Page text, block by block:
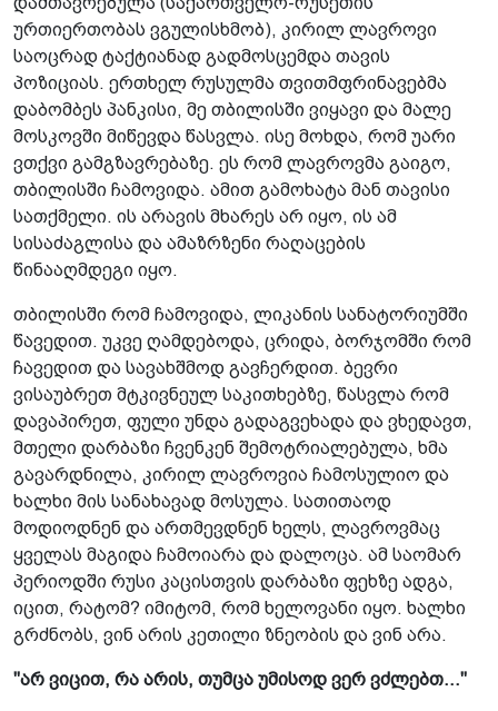
ურთიერთობას ვგულისხმობ), კირილ ლავროვი
საოცრად ტაქტიანად გადმოსცემდა თავის
პოზიციას. ერთხელ რუსულმა თვითმფრინავებმა
დაბომბეს პანკისი, მე თბილისში ვიყავი და მალე
მოსკოვში მიწევდა წასვლა. ისე მოხდა, რომ უარი
ვთქვი გამგზავრებაზე. ეს რომ ლავროვმა გაიგო,
თბილისში ჩამოვიდა. ამით გამოხატა მან თავისი
სათქმელი. ის არავის მხარეს არ იყო, ის ამ
სისაძაგლისა და ამაზრზენი რაღაცების
წინააღმდეგი იყო.
თბილისში რომ ჩამოვიდა, ლიკანის სანატორიუმში
წავედით. უკვე ღამდებოდა, ცრიდა, ბორჯომში რომ
ჩავედით და სავახშმოდ გავჩერდით. ბევრი
ვისაუბრეთ მტკივნეულ საკითხებზე, წასვლა რომ
დავაპირეთ, ფული უნდა გადაგვეხადა და ვხედავთ,
მთელი დარბაზი ჩვენკენ შემოტრიალებულა, ხმა
გავარდნილა, კირილ ლავროვია ჩამოსულიო და
ხალხი მის სანახავად მოსულა. სათითაოდ
მოდიოდნენ და ართმევდნენ ხელს, ლავროვმაც
ყველას მაგიდა ჩამოიარა და დალოცა. ამ საომარ
პერიოდში რუსი კაცისთვის დარბაზი ფეხზე ადგა,
იცით, რატომ? იმიტომ, რომ ხელოვანი იყო. ხალხი
გრძნობს, ვინ არის კეთილი ზნეობის და ვინ არა.
"არ ვიცით, რა არის, თუმცა უმისოდ ვერ ვძლებთ..."